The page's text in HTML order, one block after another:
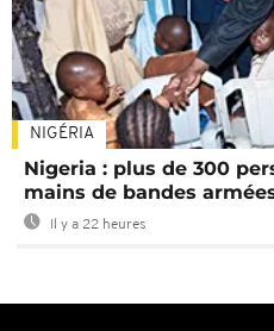
NIGÉRIA
Nigeria : plus de 300
mains de bandes
Il y a 22 heures